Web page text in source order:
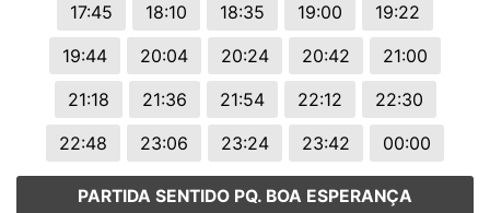
17:45
18:10 18:35 19:00
19:22
19:44
20:04 20:24 20:42
21:00
21:18
21:36 21:54 22:12
22:30
22:48
23:06 23:24 23:42 00:00
PARTIDA SENTIDO PQ. BOA ESPERANÇA